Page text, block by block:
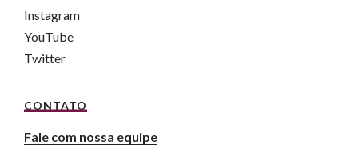
Instagram
YouTube
Twitter
CONTATO
Fale com nossa equipe